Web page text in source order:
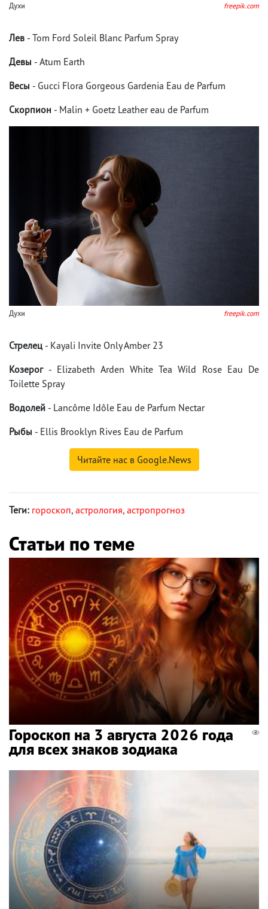
Духи freepik.com
Лев - Tom Ford Soleil Blanc Parfum Spray
Девы - Atum Earth
Весы - Gucci Flora Gorgeous Gardenia Eau de Parfum
Скорпион - Malin + Goetz Leather eau de Parfum
Духи freepik.com
Стрелец - Kayali Invite Only Amber 23
Козерог - Elizabeth Arden White Tea Wild Rose Eau De
Toilette Spray
Водолей - Lancôme Idôle Eau de Parfum Nectar
Рыбы - Ellis Brooklyn Rives Eau de Parfum
Читайте нас в Google.News
Теги: гороскоп, астрология, астропрогноз
Статьи по теме
Гороскоп на 3 августа 2026 года
для всех знаков зодиака